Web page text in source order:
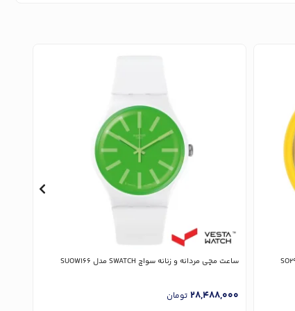
ساعت مچی مردانه و زنانه سواچ SWATCH مدل SUOW166
28,488,000 تومان